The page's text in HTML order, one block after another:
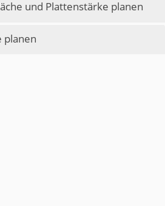
und Plattenstärke planen
planen